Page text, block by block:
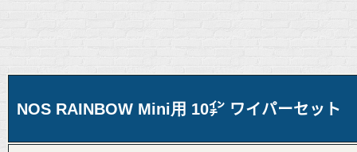
NOS RAINBOW Mini用 10㌅ ワイパーセット